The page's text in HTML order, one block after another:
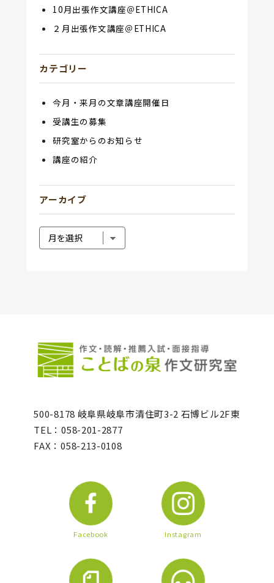
10月出張作文講座＠ETHICA
２月出張作文講座＠ETHICA
カテゴリー
今月・来月の文章講座開催日
受講生の募集
研究室からのお知らせ
講座の紹介
アーカイブ
500-8178 岐阜県岐阜市清住町3-2 石博ビル2F東
TEL：058-201-2877
FAX：058-213-0108
Facebook Instagram